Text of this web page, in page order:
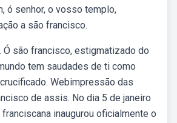
ó senhor, o vosso templo,
a são francisco.
Ó são francisco, estigmatizado do
tem saudades de ti como
Webimpressão das
de assis. No dia 5 de janeiro
inaugurou oficialmente o